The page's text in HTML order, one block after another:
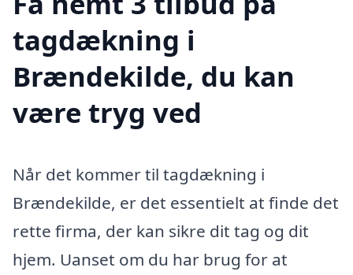
tagdækning i
Brændekilde, du kan
være tryg ved
Når det kommer til tagdækning i
Brændekilde, er det essentielt at finde det
rette firma, der kan sikre dit tag og dit
hjem. Uanset om du har brug for at